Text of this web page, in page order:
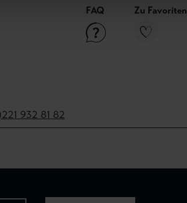
FAQ Zu Favoriten
932 81 82